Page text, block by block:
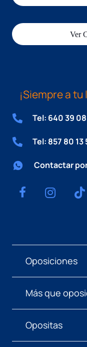
Ver
¡Siempre a tu
Tel: 640 39
Tel: 857 80 13
Contactar
Oposiciones
Más que
Opositas